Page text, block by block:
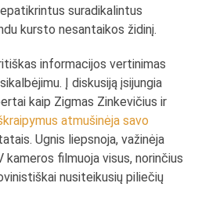
suradikalintus
kursto nesantaikos židinį.
informacijos vertinimas
Į diskusiją įsijungia
kaip Zigmas Zinkevičius ir
atmušinėja savo
Ugnis liepsnoja, važinėja
kameros filmuoja visus, norinčius
nusiteikusių piliečių